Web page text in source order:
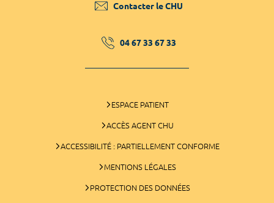
Contacter le CHU
04 67 33 67 33
ESPACE PATIENT
ACCÈS AGENT CHU
ACCESSIBILITÉ : PARTIELLEMENT CONFORME
MENTIONS LÉGALES
PROTECTION DES DONNÉES